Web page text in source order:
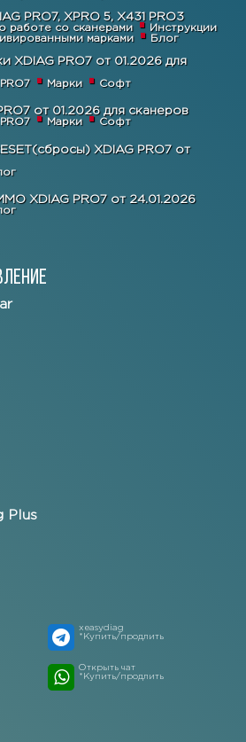
PRO7, XPRO 5, X431 PRO3
работе со сканерами
Инструкции
марками
Блог
XDIAG PRO7 от 01.2026 для
Марки Софт
от 01.2026 для сканеров
Марки Софт
XDIAG PRO7 от
XDIAG PRO7 от 24.01.2026
Plus
xeasydiag
*Купить/продлить
Открыть чат
*Купить/продлить